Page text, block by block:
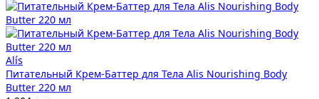
Alís
Питательный Крем-Баттер для Тела Alis Nourishing Body
Butter 220 мл